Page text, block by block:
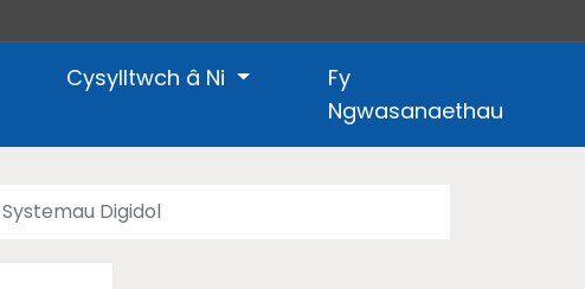
Cysylltwch â Ni
Fy
Ngwasanaethau
Digidol